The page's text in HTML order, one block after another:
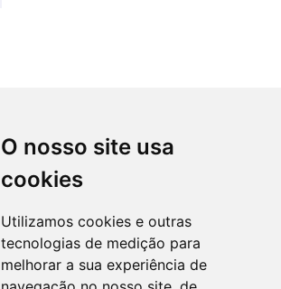
O nosso site usa
cookies
Utilizamos cookies e outras
tecnologias de medição para
melhorar a sua experiência de